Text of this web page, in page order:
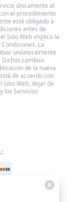
únicamente al
el procedimiento
está obligado a
antes de
Sitio Web implica la
La
unilateralmente
cambios
de la nueva
de acuerdo con
Sitio Web, dejar de
los Servicios